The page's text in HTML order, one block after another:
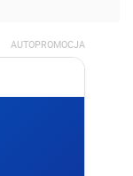
AUTOPROMOCJA